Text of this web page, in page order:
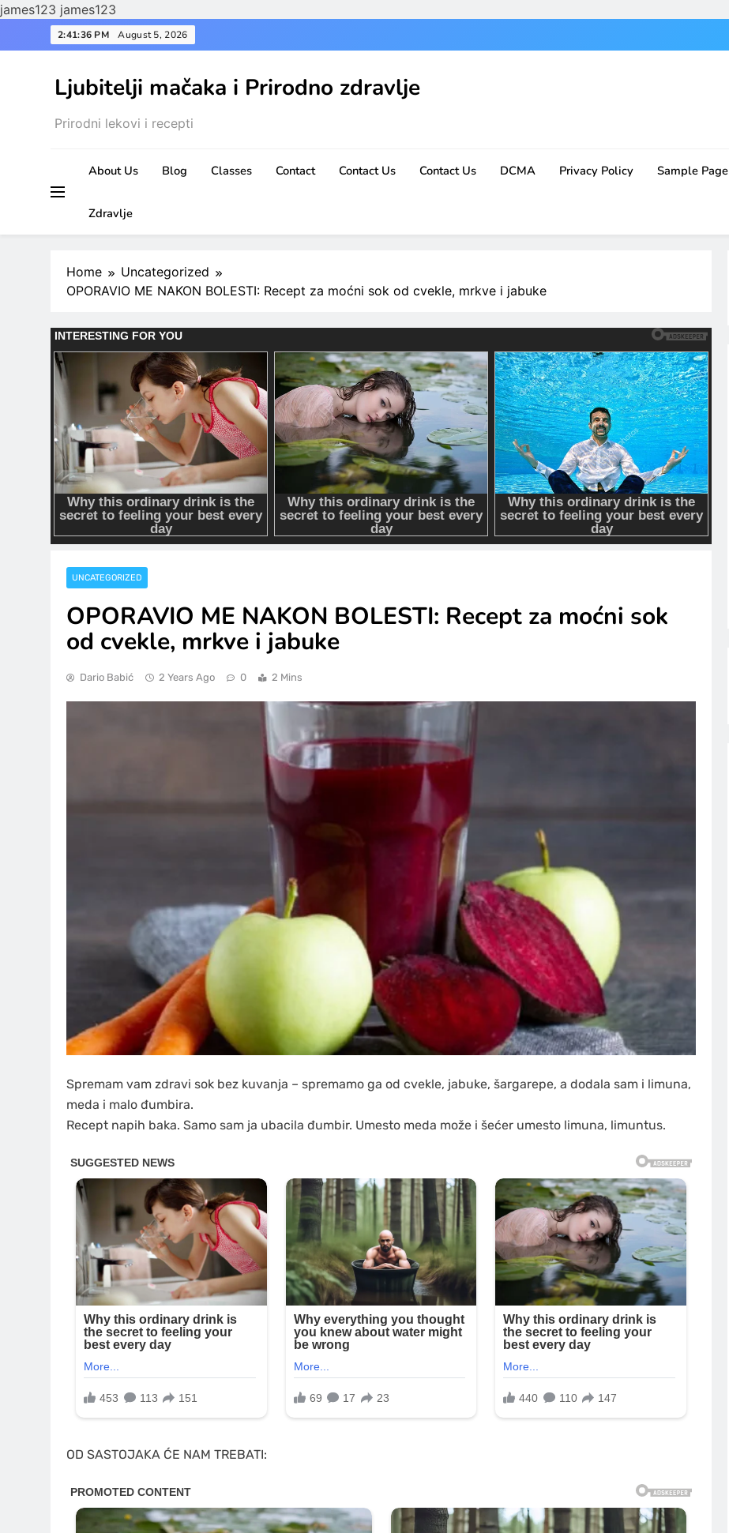
james123 james123
to
2:41:38 PM August 5, 2026
Ljubitelji mačaka i Prirodno zdravlje
Prirodni lekovi i recepti
About Us Blog Classes Contact Contact Us Contact Us DCMA Privacy Policy Sample Page
Zdravlje
Home
Uncategorized
OPORAVIO ME NAKON BOLESTI: Recept za moćni sok od cvekle, mrkve i jabuke
UNCATEGORIZED
OPORAVIO ME NAKON BOLESTI: Recept za moćni sok
od cvekle, mrkve i jabuke
Dario Babić 2 Years Ago 0 2 Mins
Spremam vam zdravi sok bez kuvanja – spremamo ga od cvekle, jabuke, šargarepe, a dodala sam i limuna,
meda i malo đumbira.
Recept napih baka. Samo sam ja ubacila đumbir. Umesto meda može i šećer umesto limuna, limuntus.
OD SASTOJAKA ĆE NAM TREBATI: